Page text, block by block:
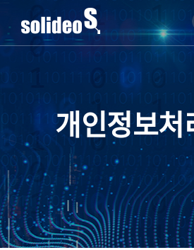
개인정보처